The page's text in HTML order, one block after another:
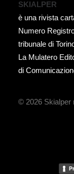
SKIALPER
è una rivista
Numero
tribunale di
La Mulatero
di
© 2026 Skialper